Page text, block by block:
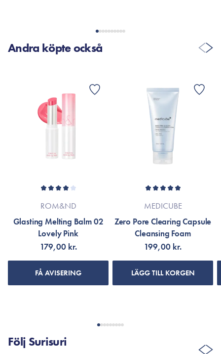
Andra köpte också
ROM&ND
Glasting Melting Balm 02
Lovely Pink
179,00 kr.
FÅ AVISERING
MEDICUBE
Zero Pore Clearing Capsule
Cleansing Foam
199,00 kr.
LÄGG TILL KORGEN
Följ Surisuri